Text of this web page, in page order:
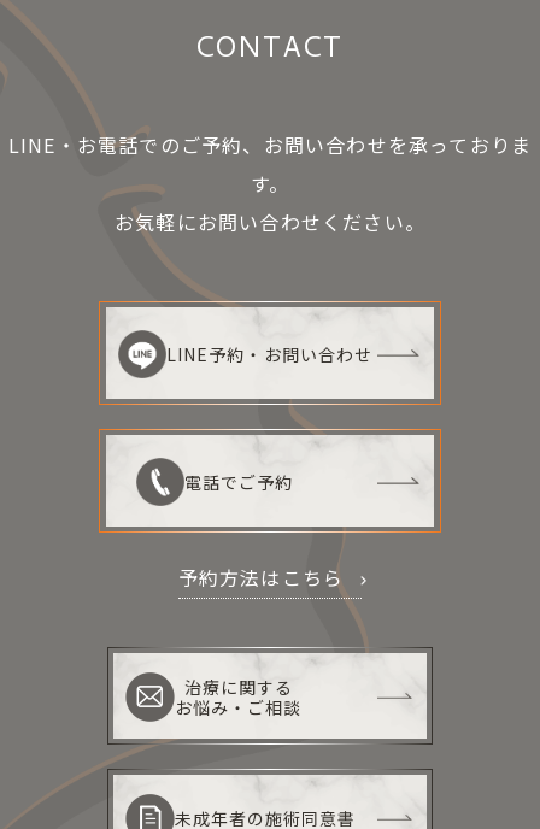
CONTACT
LINE・お電話でのご予約、お問い合わせを承っておりま
す。
お気軽にお問い合わせください。
LINE予約・お問い合わせ
電話でご予約
予約方法はこちら
治療に関する
お悩み・ご相談
未成年者の施術同意書